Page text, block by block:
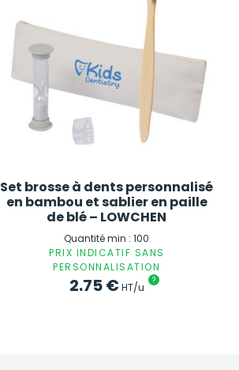
Set brosse à dents personnalisé
en bambou et sablier en paille
de blé – LOWCHEN
Quantité min : 100
PRIX INDICATIF SANS
PERSONNALISATION
2.75€HT/u
?